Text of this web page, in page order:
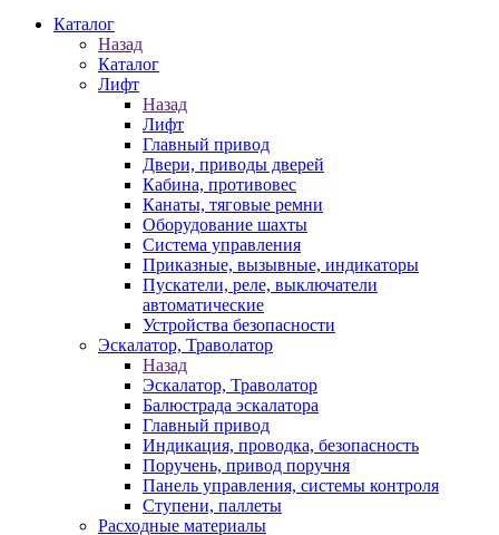
Каталог
Назад
Каталог
Лифт
Назад
Лифт
Главный привод
Двери, приводы дверей
Кабина, противовес
Канаты, тяговые ремни
Оборудование шахты
Система управления
Приказные, вызывные, индикаторы
Пускатели, реле, выключатели
автоматические
Устройства безопасности
Эскалатор, Траволатор
Назад
Эскалатор, Траволатор
Балюстрада эскалатора
Главный привод
Индикация, проводка, безопасность
Поручень, привод поручня
Панель управления, системы контроля
Ступени, паллеты
Расходные материалы